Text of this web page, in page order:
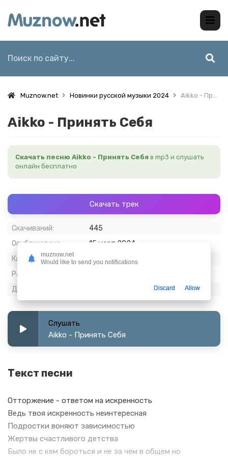
Muznow.net Новинки русской музыки 2024 Aikko - Принять Себя
Aikko - Принять Себя
Скачать песню Aikko - Принять Себя в mp3 и слушать
онлайн бесплатно
Скачать трек
Скачиваний:
445
Опубликовано:
15 март 2024
Качество:
320 kbps, Stereo
Размер:
Длительность:
Слушать
Aikko - Принять Себя
Текст песни
Отторжение - ответом на искренность
Ведь твоя искренность неинтересная
Подростки воняют зависимостью
Жертвы счастливого детства
Было не с кем бороться и не за чем в общем но
muznow.net
Would like to send you notifications
Discard Allow